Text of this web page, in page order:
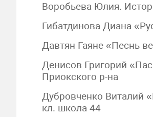
Воробьева Юлия.
Гибатдинова Диана
Давтян Гаяне «Песнь
Денисов Григорий
Приокского р-на
Дубровченко Виталий
кл. школа 44